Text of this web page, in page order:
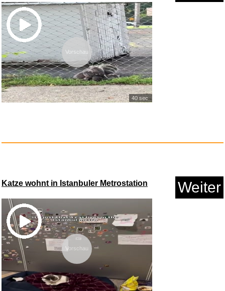
Mendelssohn Bartholdy:
Symphon...
Das achte Leben: Für Bril...
Vorschau
40 sec.
Katze wohnt in Istanbuler Metrostation Weiter
Vorschau